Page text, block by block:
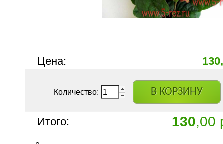
Цена:
Количество: В КОРЗИНУ
Итого: 130,00